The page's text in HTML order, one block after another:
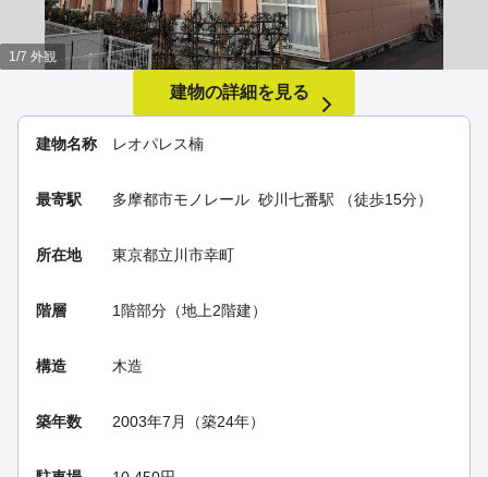
建物名称 レオパレス楠
最寄駅 多摩都市モノレール 砂川七番駅 （徒歩15分）
所在地 東京都立川市幸町
階層 1階部分（地上2階建）
構造 木造
築年数 2003年7月（築24年）
1/7 外観
建物の詳細を見る